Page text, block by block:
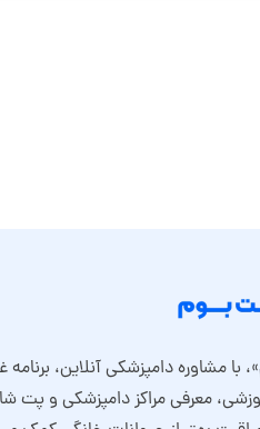
با مشاوره دامپزشکی آنلاین،
معرفی مراکز دامپزشکی و پت